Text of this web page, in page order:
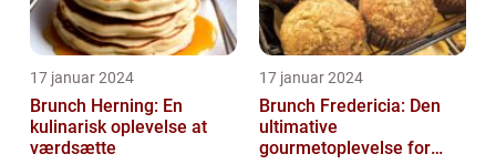
17 januar 2024
Brunch Herning: En
kulinarisk oplevelse at
værdsætte
17 januar 2024
Brunch Fredericia: Den
ultimative
gourmetoplevelse for